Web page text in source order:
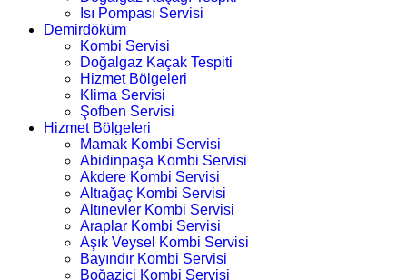
Isı Pompası Servisi
Demirdöküm
Kombi Servisi
Doğalgaz Kaçak Tespiti
Hizmet Bölgeleri
Klima Servisi
Şofben Servisi
Hizmet Bölgeleri
Mamak Kombi Servisi
Abidinpaşa Kombi Servisi
Akdere Kombi Servisi
Altıağaç Kombi Servisi
Altınevler Kombi Servisi
Araplar Kombi Servisi
Aşık Veysel Kombi Servisi
Bayındır Kombi Servisi
Boğaziçi Kombi Servisi